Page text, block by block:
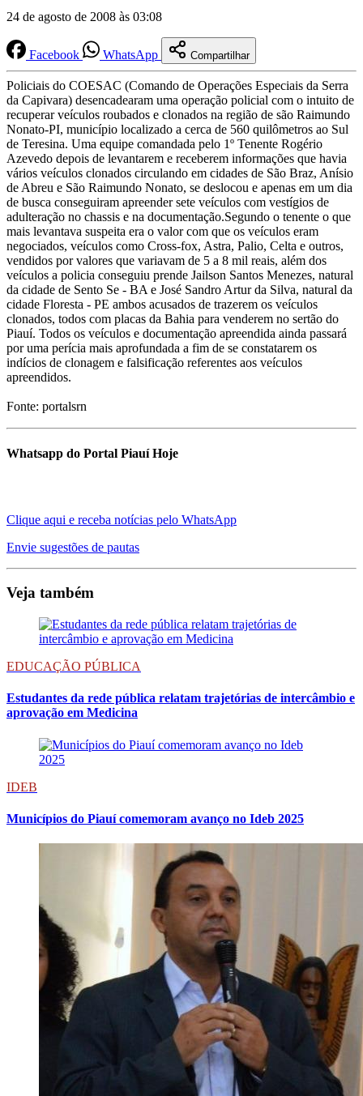
24 de agosto de 2008 às 03:08
Facebook WhatsApp Compartilhar
Policiais do COESAC (Comando de Operações Especiais da Serra
da Capivara) desencadearam uma operação policial com o intuito de
recuperar veículos roubados e clonados na região de são Raimundo
Nonato-PI, município localizado a cerca de 560 quilômetros ao Sul
de Teresina. Uma equipe comandada pelo 1º Tenente Rogério
Azevedo depois de levantarem e receberem informações que havia
vários veículos clonados circulando em cidades de São Braz, Anísio
de Abreu e São Raimundo Nonato, se deslocou e apenas em um dia
de busca conseguiram apreender sete veículos com vestígios de
adulteração no chassis e na documentação.Segundo o tenente o que
mais levantava suspeita era o valor com que os veículos eram
negociados, veículos como Cross-fox, Astra, Palio, Celta e outros,
vendidos por valores que variavam de 5 a 8 mil reais, além dos
veículos a policia conseguiu prende Jailson Santos Menezes, natural
da cidade de Sento Se - BA e José Sandro Artur da Silva, natural da
cidade Floresta - PE ambos acusados de trazerem os veículos
clonados, todos com placas da Bahia para venderem no sertão do
Piauí. Todos os veículos e documentação apreendida ainda passará
por uma perícia mais aprofundada a fim de se constatarem os
indícios de clonagem e falsificação referentes aos veículos
apreendidos.
Fonte: portalsrn
Whatsapp do Portal Piauí Hoje
Clique aqui e receba notícias pelo WhatsApp
Envie sugestões de pautas
Veja também
EDUCAÇÃO PÚBLICA
Estudantes da rede pública relatam trajetórias de intercâmbio e
aprovação em Medicina
IDEB
Municípios do Piauí comemoram avanço no Ideb 2025